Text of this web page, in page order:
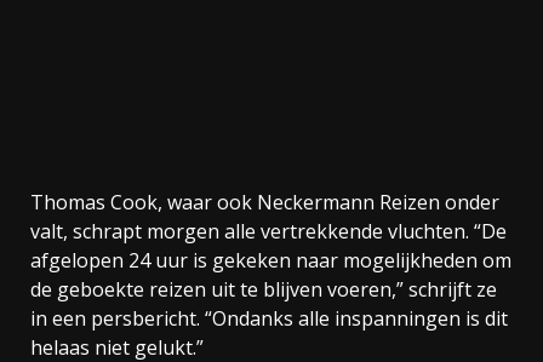
Thomas Cook, waar ook Neckermann Reizen onder
valt, schrapt morgen alle vertrekkende vluchten. “De
afgelopen 24 uur is gekeken naar mogelijkheden om
de geboekte reizen uit te blijven voeren,” schrijft ze
in een persbericht. “Ondanks alle inspanningen is dit
helaas niet gelukt.”